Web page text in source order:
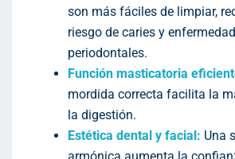
son más fáciles de limpiar,
riesgo de caries y
periodontales.
Función masticatoria
mordida correcta facilita la
la digestión.
Estética dental y facial: Una